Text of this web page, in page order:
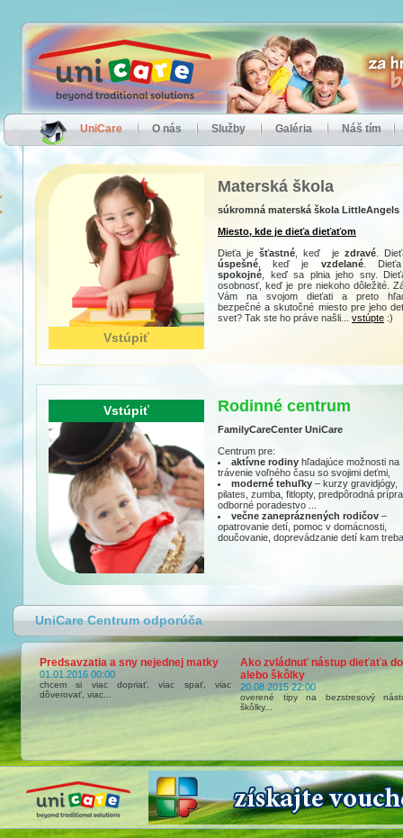
UniCare O nás Služby Galéria Náš tím
Vstúpiť
Materská škola
súkromná materská škola LittleAngels
Miesto, kde je dieťa dieťaťom
Dieťa ješťastné , keď je zdravé.
úspešné , keď je vzdelané.
spokojné , keď sa plnia jeho sny.
osobnosť, keď je pre niekoho dôležité.
Vám na svojom dieťati a preto
bezpečné a skutočné miesto pre jeho
svet? Tak ste ho práve našli... vstúpte :)
Vstúpiť Rodinné centrum
FamilyCareCenter UniCare
Centrum pre:
aktívne rodiny hľadajúce možnosti na
trávenie voľného času so svojimi deťmi,
moderné tehuľky – kurzy gravidjógy,
pilates, zumba, fitlopty, predpôrodná
odborné poradestvo ...
večne zanepráznených rodičov –
opatrovanie detí, pomoc v domácnosti,
doučovanie, doprevádzanie detí kam
UniCare Centrum odporúča
Predsavzatia a sny nejednej matky
01.01.2016 00:00
chcem si viac dopriať, viac spať, viac
dôverovať, viac...
Ako zvládnuť nástup dieťaťa
alebo škôlky
20.08.2015 22:00
overené tipy na bezstresový
škôlky...